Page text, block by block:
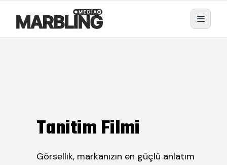
Tanitim Filmi
Görsellik, markanızın en güçlü anlatım